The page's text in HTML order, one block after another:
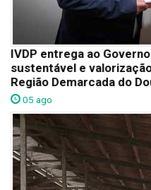
IVDP entrega ao
sustentável e
Região Demarcada do
05 ago